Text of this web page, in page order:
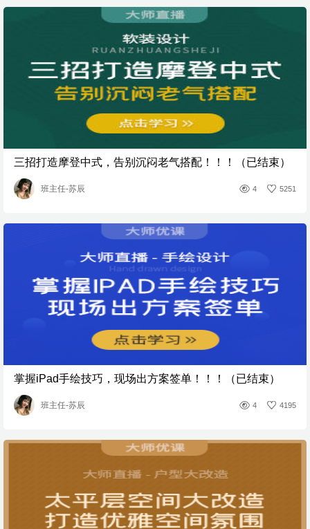
三招打造摩登中式，告别沉闷老气搭配！！！（已结束）
班主任-苏辰 4 5251
掌握iPad手绘技巧，现场出方案签单！！！（已结束）
班主任-苏辰 4 4195